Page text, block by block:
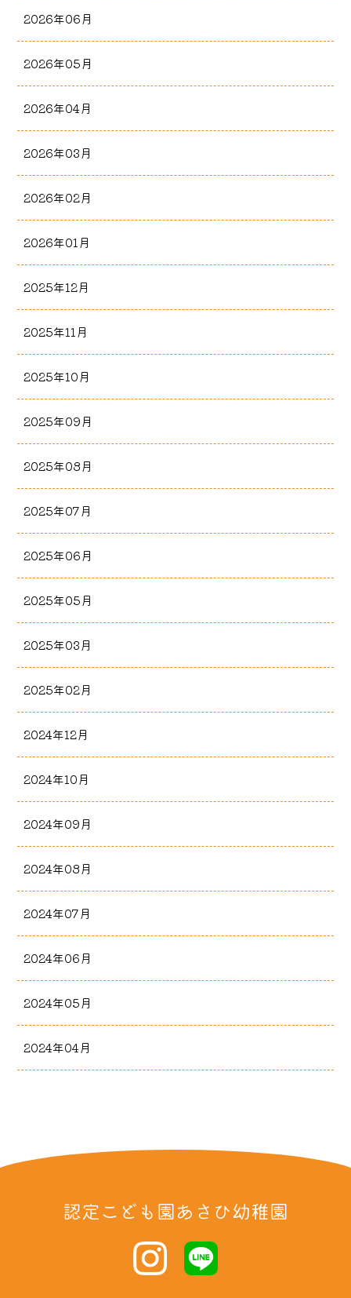
2026年06月
2026年05月
2026年04月
2026年03月
2026年02月
2026年01月
2025年12月
2025年11月
2025年10月
2025年09月
2025年08月
2025年07月
2025年06月
2025年05月
2025年03月
2025年02月
2024年12月
2024年10月
2024年09月
2024年08月
2024年07月
2024年06月
2024年05月
2024年04月
認定こども園あさひ幼稚園